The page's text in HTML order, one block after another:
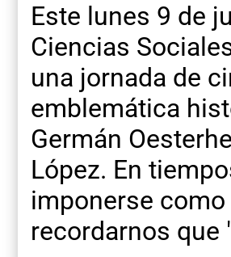
Este lunes 9 de
Ciencias
una jornada de
emblemática
Germán
López. En
imponerse como
recordarnos que